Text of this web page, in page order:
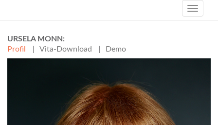
Toggle
URSELA MONN
Profil
Vita-Download Demo